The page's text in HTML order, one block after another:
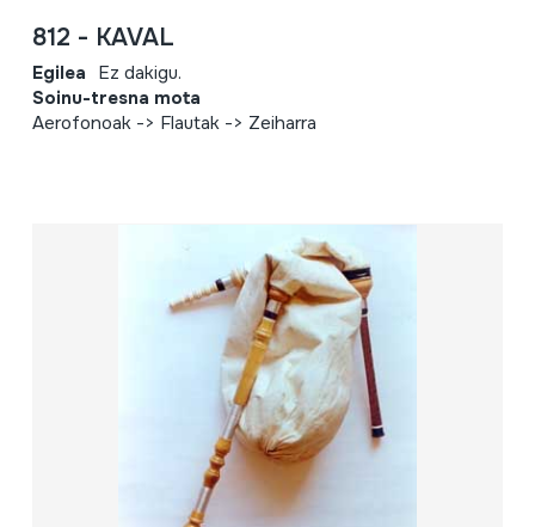
812 - KAVAL
Egilea Ez dakigu.
Soinu-tresna mota
Aerofonoak -> Flautak -> Zeiharra